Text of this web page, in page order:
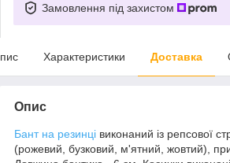
Замовлення під захистом
Характеристики Доставка
Опис
Бант на резинці виконаний із репсової
(рожевий, бузковий, м'ятний, жовтий),